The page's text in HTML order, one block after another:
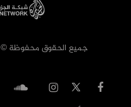
جميع الحقوق محفوظة © 2026 شبكة الجزيرة الاعلامية